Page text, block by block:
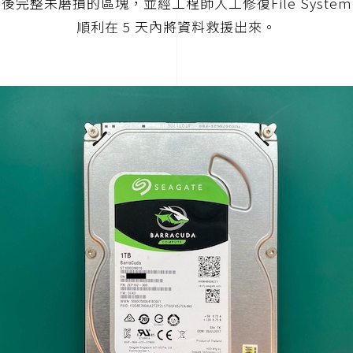
順利在 5 天內將資料救援出來。